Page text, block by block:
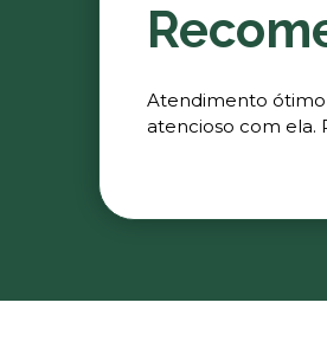
Atendimento ótimo
atencioso com ela.